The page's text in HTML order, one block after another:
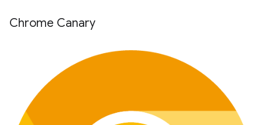
Chrome Canary